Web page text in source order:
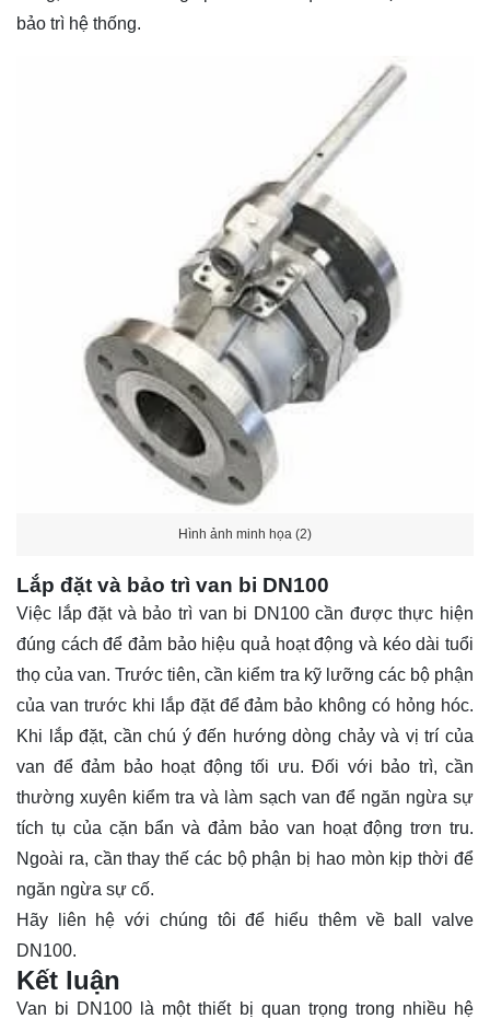
bảo trì hệ thống.
Hình ảnh minh họa (2)
Lắp đặt và bảo trì van bi DN100
Việc lắp đặt và bảo trì van bi DN100 cần được thực hiện
đúng cách để đảm bảo hiệu quả hoạt động và kéo dài tuổi
thọ của van. Trước tiên, cần kiểm tra kỹ lưỡng các bộ phận
của van trước khi lắp đặt để đảm bảo không có hỏng hóc.
Khi lắp đặt, cần chú ý đến hướng dòng chảy và vị trí của
van để đảm bảo hoạt động tối ưu. Đối với bảo trì, cần
thường xuyên kiểm tra và làm sạch van để ngăn ngừa sự
tích tụ của cặn bẩn và đảm bảo van hoạt động trơn tru.
Ngoài ra, cần thay thế các bộ phận bị hao mòn kịp thời để
ngăn ngừa sự cố.
Hãy
liên hệ với chúng tôi để hiểu thêm về ball valve
DN100.
Kết luận
Van bi DN100 là một thiết bị quan trọng trong nhiều hệ